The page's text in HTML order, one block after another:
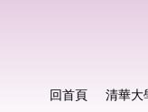
回首頁 清華大